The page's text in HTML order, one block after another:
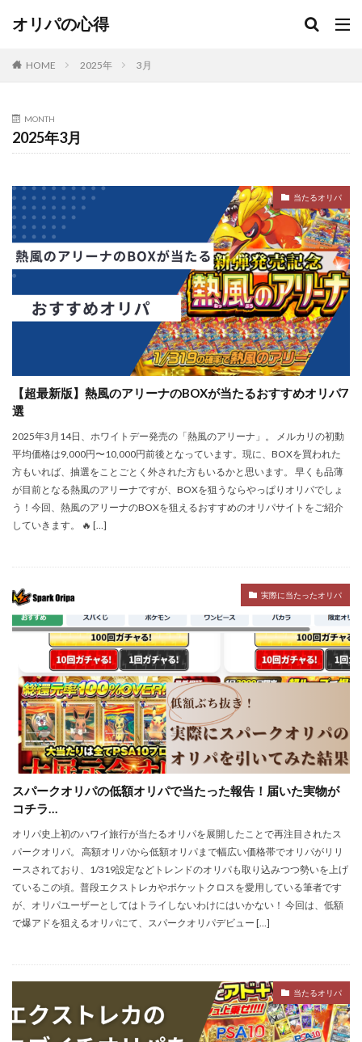
オリパの心得
HOME 2025年 3月
MONTH
2025年3月
当たるオリパ
【超最新版】熱風のアリーナのBOXが当たるおすすめオリパ7
選
2025年3月14日、ホワイトデー発売の「熱風のアリーナ」。 メルカリの初動
平均価格は9,000円〜10,000円前後となっています。現に、BOXを買われた
方もいれば、抽選をことごとく外された方もいるかと思います。 早くも品薄
が目前となる熱風のアリーナですが、BOXを狙うならやっぱりオリパでしょ
う！今回、熱風のアリーナのBOXを狙えるおすすめのオリパサイトをご紹介
していきます。 🔥 […]
実際に当たったオリパ
スパークオリパの低額オリパで当たった報告！届いた実物が
コチラ…
オリパ史上初のハワイ旅行が当たるオリパを展開したことで再注目されたス
パークオリパ。 高額オリパから低額オリパまで幅広い価格帯でオリパがリリ
ースされており、1/319設定などトレンドのオリパも取り込みつつ勢いを上げ
ているこの頃。普段エクストレカやポケットクロスを愛用している筆者です
が、オリパユーザーとしてはトライしないわけにはいかない！ 今回は、低額
で爆アドを狙えるオリパにて、スパークオリパデビュー […]
当たるオリパ